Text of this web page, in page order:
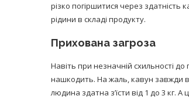
різко погіршитися через здатність
рідини в складі продукту.
Прихована загроза
Навіть при незначній схильності
нашкодить. На жаль, кавун завжди
людина здатна з’їсти від 1 до 3 кг.